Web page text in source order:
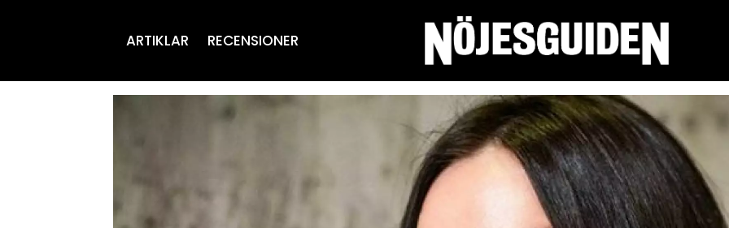
ARTIKLAR RECENSIONER